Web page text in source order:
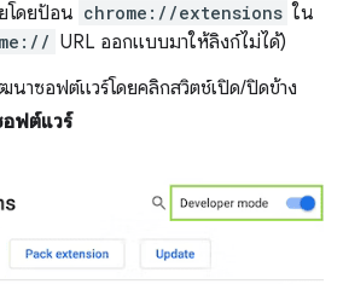
โดยป้อน chrome://extensions ใน
URL ออกแบบมาให้ลิงก์ไม่ได้)
าซอฟต์แวร์โดยคลิกสวิตช์เปิด/ปิดข้าง
ฟต์แวร์